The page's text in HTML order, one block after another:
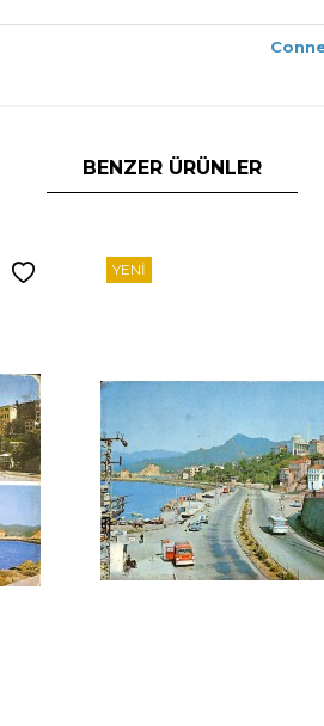
BENZER ÜRÜNLER
YENI